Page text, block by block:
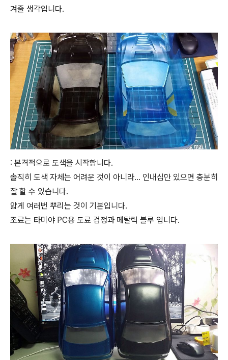
겨줄 생각입니다.
: 본격적으로 도색을 시작합니다.
솔직히 도색 자체는 어려운 것이 아니라... 인내심만 있으면 충분히
잘 할 수 있습니다.
얇게 여러번 뿌리는 것이 기본입니다.
조료는 타미야 PC용 도료 검정과 메탈릭 블루 입니다.